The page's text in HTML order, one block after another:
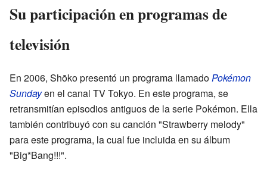
Su participación en programas de
televisión
En 2006, Shōko presentó un programa llamadoPokémon
Sundayen el canal TV Tokyo. En este programa, se
retransmitían episodios antiguos de la serie Pokémon. Ella
también contribuyó con su canción "Strawberry melody"
para este programa, la cual fue incluida en su álbum
"Big*Bang!!!".